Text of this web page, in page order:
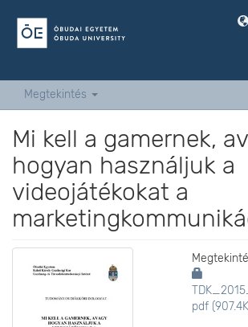
Megtekintés
Mi kell a gamernek,
hogyan használjuk a
videojátékokat a
pdf